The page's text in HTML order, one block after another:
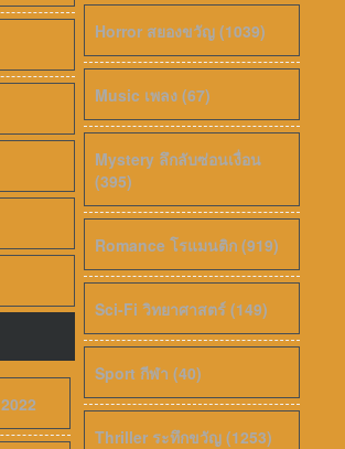
2022
Horror สยองขวัญ (1039)
Music เพลง (67)
Mystery ลึกลับซ่อนเงื่อน
(395)
Romance โรแมนติก (919)
Sci-Fi วิทยาศาสตร์ (149)
Sport กีฬา (40)
Thriller ระทึกขวัญ (1253)